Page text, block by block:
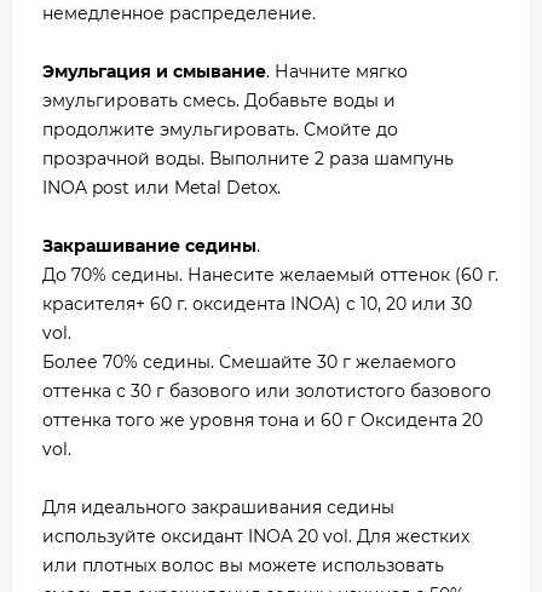
немедленное распределение.
Эмульгация и смывание. Начните мягко
эмульгировать смесь. Добавьте воды и
продолжите эмульгировать. Смойте до
прозрачной воды. Выполните 2 раза шампунь
INOA post или Metal Detox.
Закрашивание седины.
До 70% седины. Нанесите желаемый оттенок (60 г.
красителя+ 60 г. оксидента INOA) c 10, 20 или 30
vol.
Более 70% седины. Смешайте 30 г желаемого
оттенка с 30 г базового или золотистого базового
оттенка того же уровня тона и 60 г Оксидента 20
vol.
Для идеального закрашивания седины
используйте оксидант INOA 20 vol. Для жестких
или плотных волос вы можете использовать